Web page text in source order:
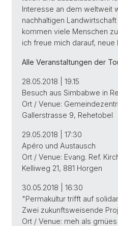
Interesse an dem weltweit
nachhaltigen
kommen viele Menschen
ich freue mich darauf, neue
Alle Veranstaltungen der
28.05.2018 | 19.15
Besuch aus Simbabwe in
Ort / Venue:
Gallerstrasse 9, Rehetobel
29.05.2018 | 17:30
Apéro und Austausch
Ort / Venue: Evang. Ref.
Kelliweg 21, 881 Horgen
30.05.2018 | 16:30
"Permakultur trifft auf
Zwei zukunftsweisende
Ort / Venue: meh als